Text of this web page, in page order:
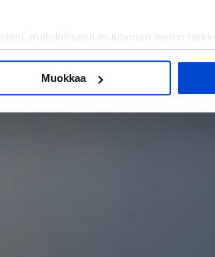
mahdollisesti muutaman metrin
aktiivisesti (sormenjäljen
ja miten voit määrittää asetuksesi
Muokkaa
Voi hyvin. Menesty.